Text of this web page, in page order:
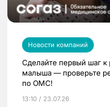
Новости компаний
Сделайте первый шаг
малыша — проверьте
по ОМС!
13:10 / 23.07.26